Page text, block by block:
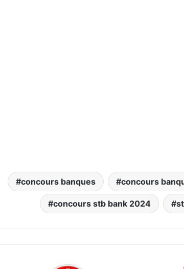
concours banques concours
concours stb bank 2024